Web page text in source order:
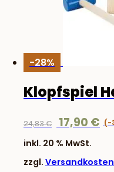
-28%
Klopfspiel
24,83€
war:
24,83 €
17,90 €
inkl. 20 % MwSt.
zzgl. Versandkosten